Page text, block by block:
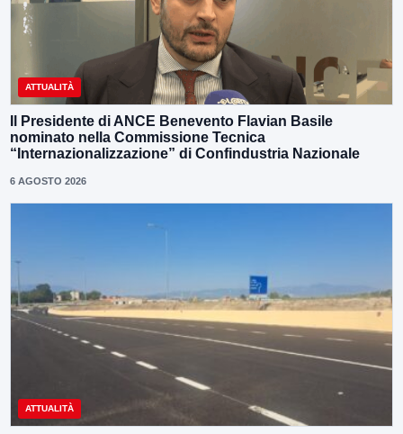
ATTUALITÀ
Il Presidente di ANCE Benevento Flavian Basile
nominato nella Commissione Tecnica
“Internazionalizzazione” di Confindustria Nazionale
6 AGOSTO 2026
ATTUALITÀ